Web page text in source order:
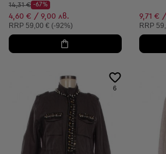
Начална цена:
14,31 €
Discount Price:
-67%
Намалена цена:
4,60 € / 9,00 лв.
Препоръчителна цена:
RRP 59,00 € (-92%)
9,71 €
RRP
6